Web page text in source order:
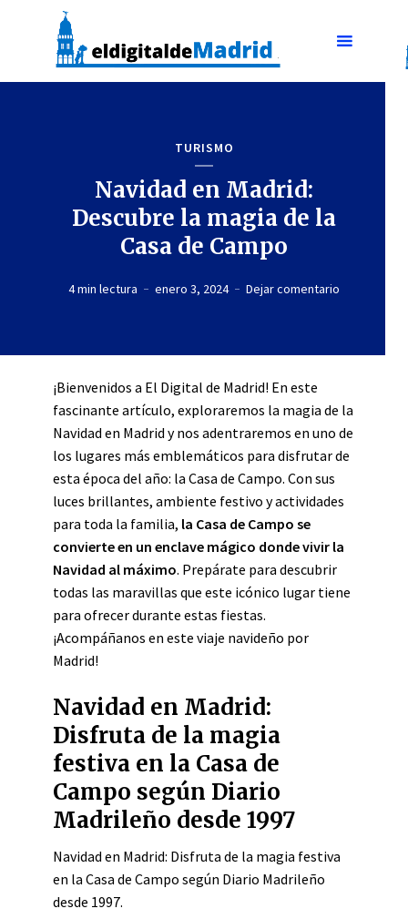
TURISMO
Navidad en Madrid:
Descubre la magia de la
Casa de Campo
4 min lectura enero 3, 2024 Dejar comentario
¡Bienvenidos a El Digital de Madrid! En este
fascinante artículo, exploraremos la magia de la
Navidad en Madrid y nos adentraremos en uno de
los lugares más emblemáticos para disfrutar de
esta época del año: la Casa de Campo. Con sus
luces brillantes, ambiente festivo y actividades
para toda la familia, la Casa de Campo se
convierte en un enclave mágico donde vivir la
Navidad al máximo. Prepárate para descubrir
todas las maravillas que este icónico lugar tiene
para ofrecer durante estas fiestas.
¡Acompáñanos en este viaje navideño por
Madrid!
Navidad en Madrid:
Disfruta de la magia
festiva en la Casa de
Campo según Diario
Madrileño desde 1997
Navidad en Madrid: Disfruta de la magia festiva
en la Casa de Campo según Diario Madrileño
desde 1997.